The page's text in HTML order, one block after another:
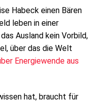
Habeck einen Bären
leben in einer
Ausland kein Vorbild,
über das die Welt
Energiewende aus
hat, braucht für